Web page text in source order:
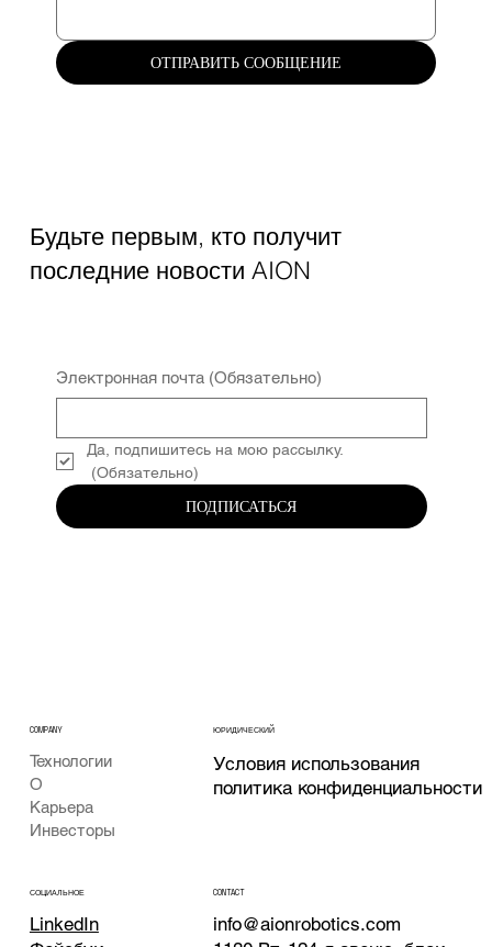
ОТПРАВИТЬ СООБЩЕНИЕ
Будьте первым, кто получит
последние новости AION
Электронная почта (Обязательно)
Да, подпишитесь на мою рассылку.
(Обязательно)
ПОДПИСАТЬСЯ
COMPANY
Технологии
О
Карьера
Инвесторы
ЮРИДИЧЕСКИЙ
Условия использования
политика конфиденциальности
СОЦИАЛЬНОЕ
LinkedIn
CONTACT
info@aionrobotics.com